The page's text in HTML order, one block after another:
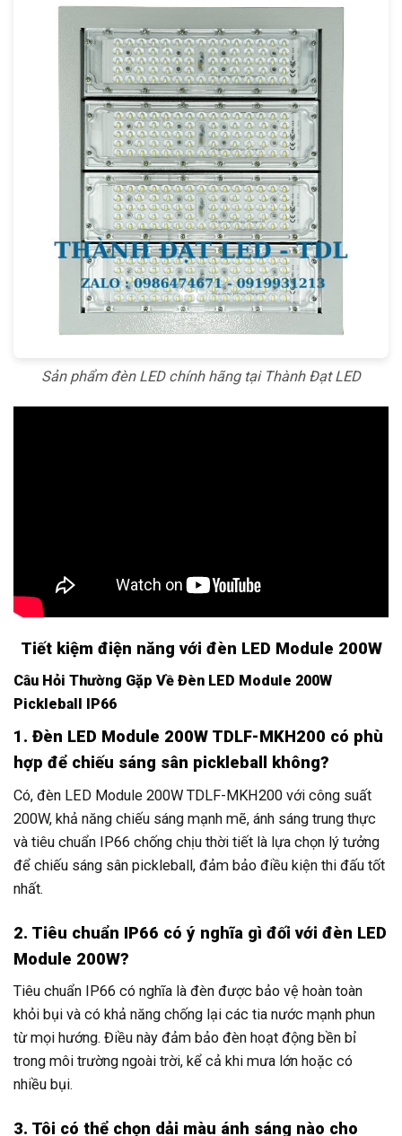
Sản phẩm đèn LED chính hãng tại Thành Đạt LED
Tiết kiệm điện năng với đèn LED Module 200W
Câu Hỏi Thường Gặp Về Đèn LED Module 200W
Pickleball IP66
1. Đèn LED Module 200W TDLF-MKH200 có phù
hợp để chiếu sáng sân pickleball không?
Có, đèn LED Module 200W TDLF-MKH200 với công suất
200W, khả năng chiếu sáng mạnh mẽ, ánh sáng trung thực
và tiêu chuẩn IP66 chống chịu thời tiết là lựa chọn lý tưởng
để chiếu sáng sân pickleball, đảm bảo điều kiện thi đấu tốt
nhất.
2. Tiêu chuẩn IP66 có ý nghĩa gì đối với đèn LED
Module 200W?
Tiêu chuẩn IP66 có nghĩa là đèn được bảo vệ hoàn toàn
khỏi bụi và có khả năng chống lại các tia nước mạnh phun
từ mọi hướng. Điều này đảm bảo đèn hoạt động bền bỉ
trong môi trường ngoài trời, kể cả khi mưa lớn hoặc có
nhiều bụi.
3. Tôi có thể chọn dải màu ánh sáng nào cho